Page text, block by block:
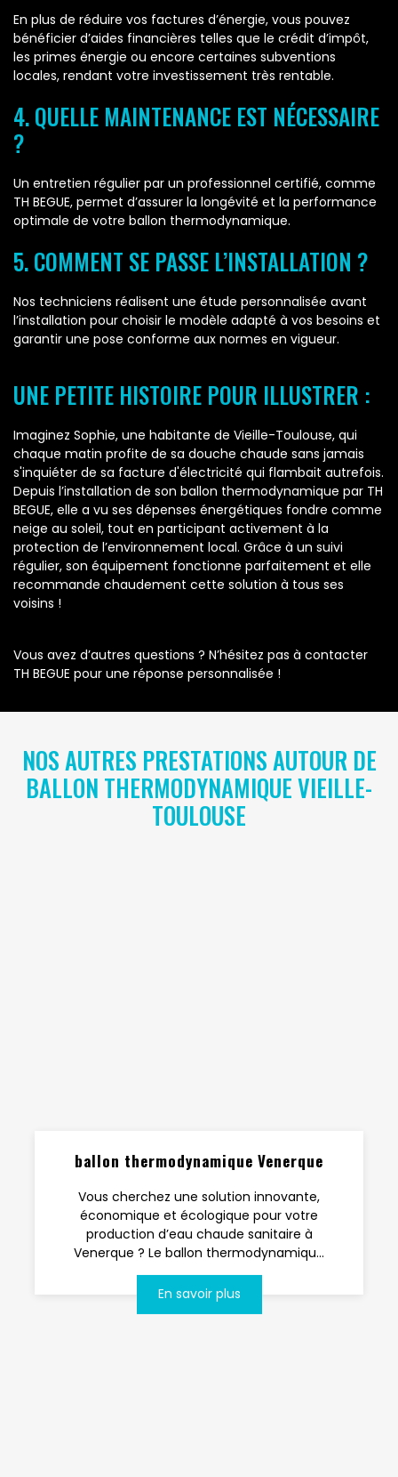
En plus de réduire vos factures d’énergie, vous pouvez
bénéficier d’aides financières telles que le crédit d’impôt,
les primes énergie ou encore certaines subventions
locales, rendant votre investissement très rentable.
4. QUELLE MAINTENANCE EST NÉCESSAIRE
?
Un entretien régulier par un professionnel certifié, comme
TH BEGUE, permet d’assurer la longévité et la performance
optimale de votre ballon thermodynamique.
5. COMMENT SE PASSE L’INSTALLATION ?
Nos techniciens réalisent une étude personnalisée avant
l’installation pour choisir le modèle adapté à vos besoins et
garantir une pose conforme aux normes en vigueur.
UNE PETITE HISTOIRE POUR ILLUSTRER :
Imaginez Sophie, une habitante de Vieille-Toulouse, qui
chaque matin profite de sa douche chaude sans jamais
s'inquiéter de sa facture d'électricité qui flambait autrefois.
Depuis l’installation de son ballon thermodynamique par TH
BEGUE, elle a vu ses dépenses énergétiques fondre comme
neige au soleil, tout en participant activement à la
protection de l’environnement local. Grâce à un suivi
régulier, son équipement fonctionne parfaitement et elle
recommande chaudement cette solution à tous ses
voisins !
Vous avez d’autres questions ? N’hésitez pas à contacter
TH BEGUE pour une réponse personnalisée !
NOS AUTRES PRESTATIONS AUTOUR DE
BALLON THERMODYNAMIQUE VIEILLE-
TOULOUSE
ballon thermodynamique Venerque
Vous cherchez une solution innovante,
économique et écologique pour votre
production d’eau chaude sanitaire à
Venerque ? Le ballon thermodynamiqu...
En savoir plus